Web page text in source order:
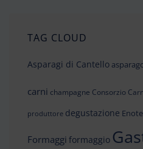
TAG CLOUD
Asparagi di Cantello
carni champagne Consorzio
produttore degustazione
Formaggi formaggio